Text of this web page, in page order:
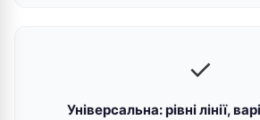
✓
Універсальна: рівні лінії,